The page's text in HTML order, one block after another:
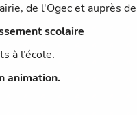
de l'Ogec et auprès
scolaire
à l’école.
animation.